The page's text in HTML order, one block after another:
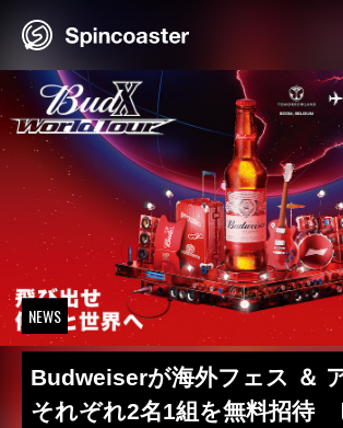
NEWS
Budweiserが海外フェス ＆
それぞれ2名1組を無料招待